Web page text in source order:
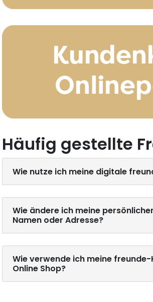
Häufig gestellte
Wie nutze ich meine digitale
Wie ändere ich meine
Namen oder Adresse?
Wie verwende ich meine
Online Shop?